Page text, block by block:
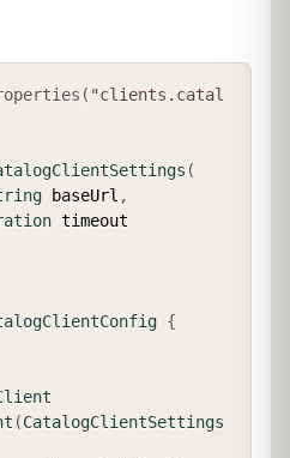
( "clients.catal
(
baseUrl ,
{
(CatalogClientSettings
COPY